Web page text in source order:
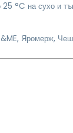
°C на сухо и
Яромерж,